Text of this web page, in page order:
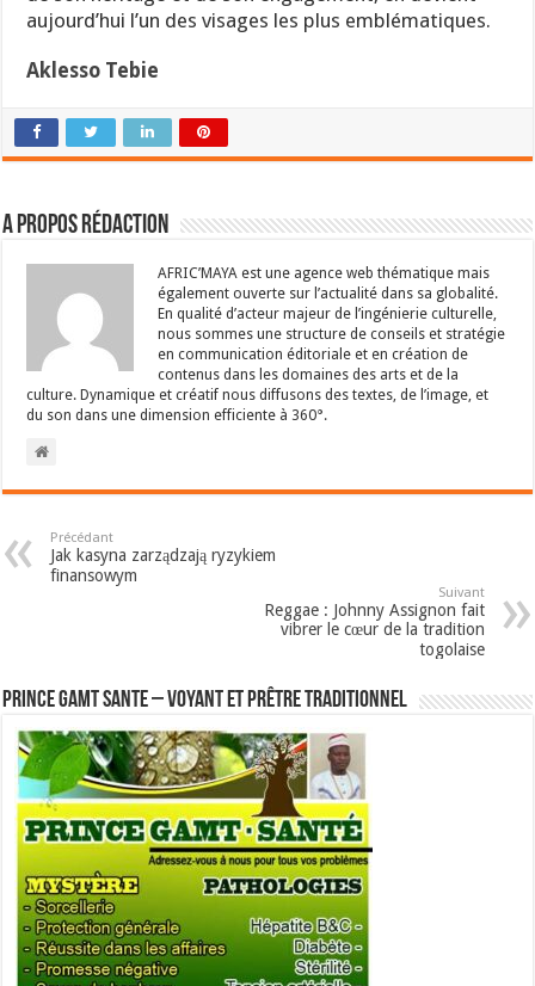
aujourd’hui l’un des visages les plus emblématiques.
Aklesso Tebie
A propos Rédaction
AFRIC’MAYA est une agence web thématique mais
également ouverte sur l’actualité dans sa globalité.
En qualité d’acteur majeur de l’ingénierie culturelle,
nous sommes une structure de conseils et stratégie
en communication éditoriale et en création de
contenus dans les domaines des arts et de la
culture. Dynamique et créatif nous diffusons des textes, de l’image, et
du son dans une dimension efficiente à 360°.
Précédant
Jak kasyna zarządzają ryzykiem
finansowym
Suivant
Reggae : Johnny Assignon fait
vibrer le cœur de la tradition
togolaise
Prince GAMT SANTE – Voyant et Prêtre traditionnel